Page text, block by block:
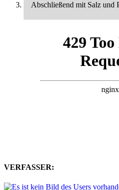
Abschließend mit Salz und
VERFASSER: